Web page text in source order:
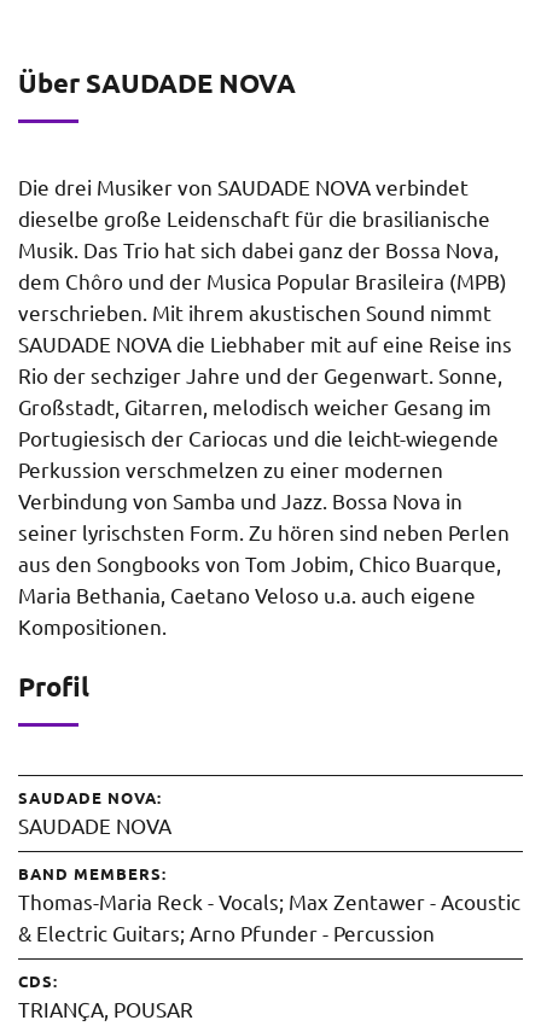
Über SAUDADE NOVA
Die drei Musiker von SAUDADE NOVA verbindet
dieselbe große Leidenschaft für die brasilianische
Musik. Das Trio hat sich dabei ganz der Bossa Nova,
dem Chôro und der Musica Popular Brasileira (MPB)
verschrieben. Mit ihrem akustischen Sound nimmt
SAUDADE NOVA die Liebhaber mit auf eine Reise ins
Rio der sechziger Jahre und der Gegenwart. Sonne,
Großstadt, Gitarren, melodisch weicher Gesang im
Portugiesisch der Cariocas und die leicht-wiegende
Perkussion verschmelzen zu einer modernen
Verbindung von Samba und Jazz. Bossa Nova in
seiner lyrischsten Form. Zu hören sind neben Perlen
aus den Songbooks von Tom Jobim, Chico Buarque,
Maria Bethania, Caetano Veloso u.a. auch eigene
Kompositionen.
Profil
SAUDADE NOVA:
SAUDADE NOVA
BAND MEMBERS:
Thomas-Maria Reck - Vocals; Max Zentawer - Acoustic
& Electric Guitars; Arno Pfunder - Percussion
CDS:
TRIANÇA, POUSAR